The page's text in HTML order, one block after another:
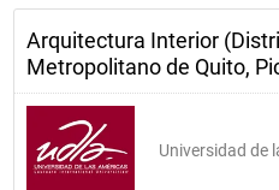
Arquitectura Interior
Metropolitano de Quito,
Universidad de